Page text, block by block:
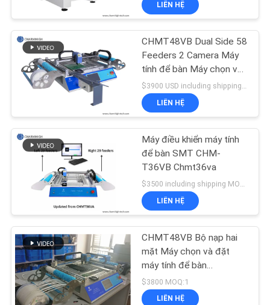
VỚI
CHÚNG
TÔI
TỨC
SHOPPING
LINE
SƠ
ĐỒ
TRANG
WEB
Bộ nạp SMT
21
Máy SMT nhỏ
21
LIÊN HỆ
CHMT48VB Dual Side 58
Feeders 2 Camera Máy
tính để bàn Máy chọn và
đặt SMT
LIÊN HỆ
Máy điều khiển máy tính
để bàn SMT CHM-
T36VB Chmt36va
LIÊN HỆ
CHMT48VB Bộ nạp hai
mặt Máy chọn và đặt
máy tính để bàn
Charmhigh SMT
$3800 MOQ:1
LIÊN HỆ